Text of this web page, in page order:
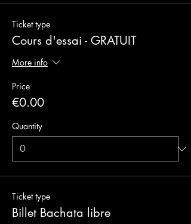
Ticket type
Cours d'essai - GRATUIT
More info
Price
€0.00
Quantity
Ticket type
Billet Bachata libre